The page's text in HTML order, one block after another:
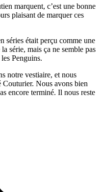
marquent, c’est une bonne
plaisant de marquer ces
séries était perçu comme une
série, mais ça ne semble pas
Penguins.
notre vestiaire, et nous
Couturier. Nous avons bien
encore terminé. Il nous reste